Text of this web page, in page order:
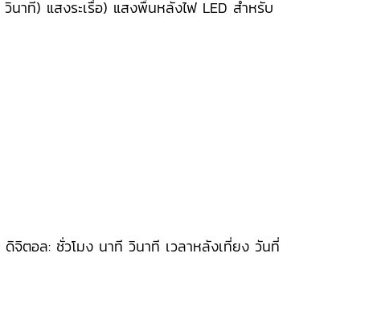
วินาที) แสงระเรื่อ) แสงพื้นหลังไฟ LED สำหรับ
จิตอล: ชั่วโมง นาที วินาที เวลาหลังเที่ยง วันที่